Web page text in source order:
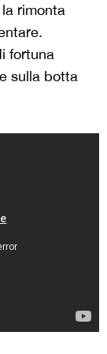
rimonta
fortuna
sulla botta